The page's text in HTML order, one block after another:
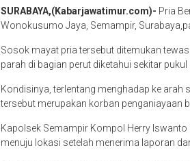
SURABAYA,(Kabarjawatimur.com)- Pria
Wonokusumo Jaya, Semampir,
Sosok mayat pria tersebut ditemukan
parah di bagian perut diketahui sekitar pukul
Kondisinya, terlentang menghadap ke arah
tersebut merupakan korban penganiayaan
Kapolsek Semampir Kompol Herry
menuju lokasi setelah menerima laporan